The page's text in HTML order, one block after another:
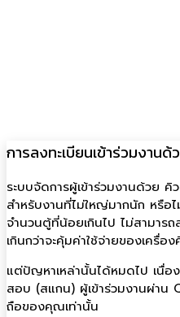
การลงทะเบียนเข้าร่วมงาน
ระบบจัดการผู้เข้าร่วมงานด้วย
สำหรับงานที่ไม่ใหญ่มากนัก หรือไ
จำนวนตู้ที่น้อยเกินไป ไม่สามาร
เกินกว่าจะคุ้มค่าใช้จ่ายของเครื่
แต่ปัญหาเหล่านั้นได้หมดไป เนื่อ
สอบ (สแกน) ผู้เข้าร่วมงานผ่าน
ถือของคุณเท่านั้น